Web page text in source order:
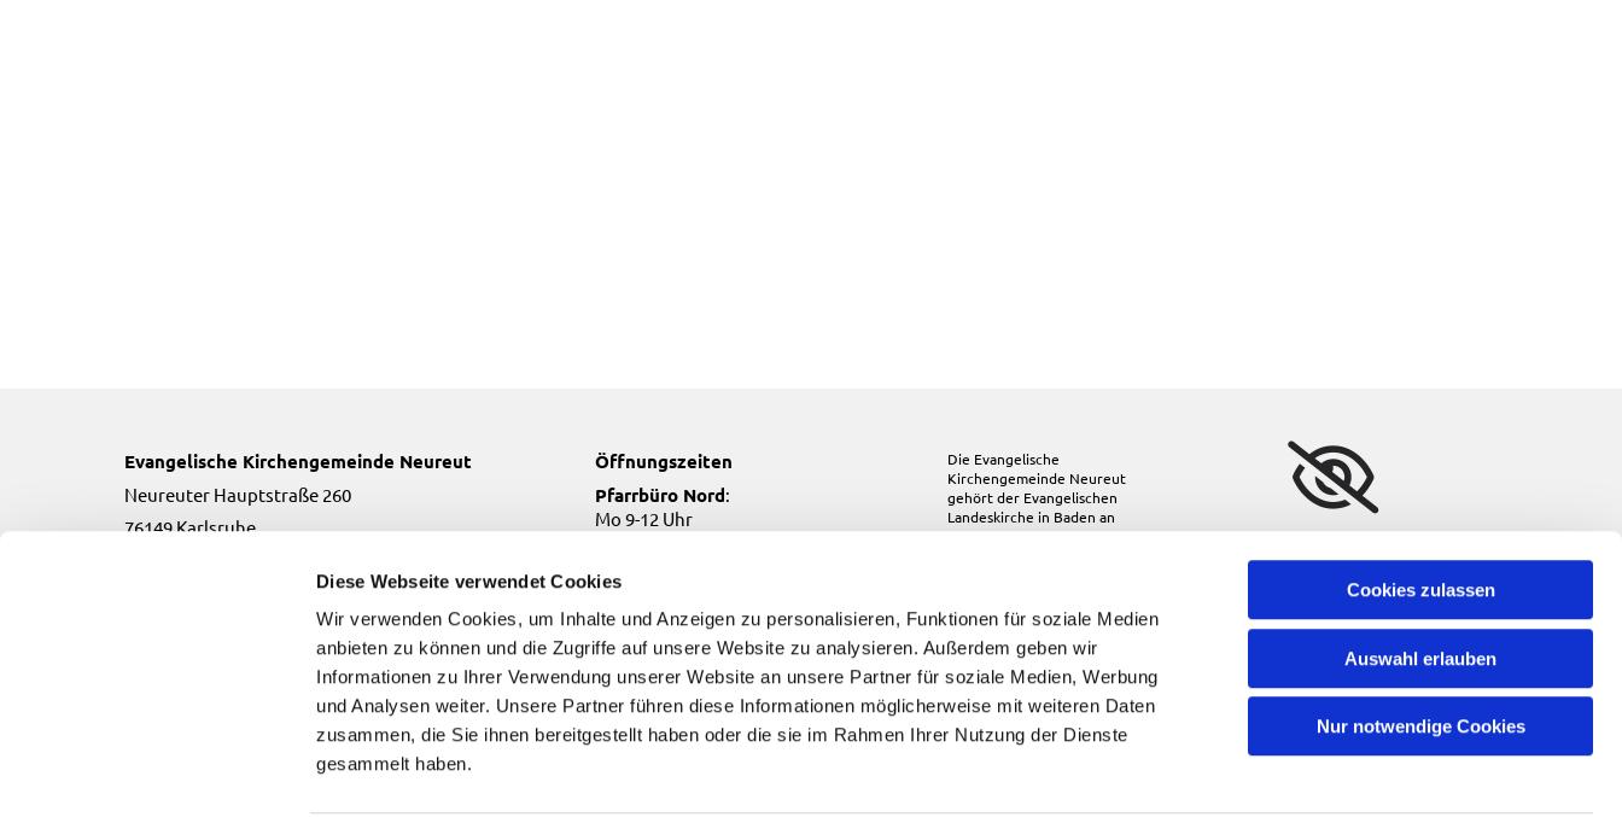
Diese Webseite verwendet Cookies
Wir verwenden Cookies, um Inhalte und Anzeigen zu personalisieren, Funktionen für soziale Medien
anbieten zu können und die Zugriffe auf unsere Website zu analysieren. Außerdem geben wir
Informationen zu Ihrer Verwendung unserer Website an unsere Partner für soziale Medien, Werbung
und Analysen weiter. Unsere Partner führen diese Informationen möglicherweise mit weiteren Daten
zusammen, die Sie ihnen bereitgestellt haben oder die sie im Rahmen Ihrer Nutzung der Dienste
gesammelt haben.
Cookies zulassen
Auswahl erlauben
Nur notwendige Cookies
Evangelische Kirchengemeinde Neureut
Neureuter Hauptstraße 260
76149 Karlsruhe
neureut(at)kbz.ekiba.de
Öffnungszeiten
Pfarrbüro Nord:
Mo 9-12 Uhr
Pfarrbüro Kirchfeld:
Do, Fr 9-12 Uhr
Pfarrbüro Süd :
Di, Fr 9-12 Uhr
Die Evangelische
Kirchengemeinde Neureut
gehört der Evangelischen
Landeskirche in Baden an
Bitte akzeptieren Sie
Marketing-Cookies, um
diese Karte anzuzeigen.
Accept cookies
Evangelische Kirchengemeinde Neureut Kontakt Impressum